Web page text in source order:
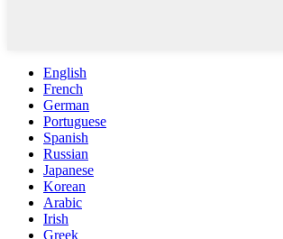
English
French
German
Portuguese
Spanish
Russian
Japanese
Korean
Arabic
Irish
Greek